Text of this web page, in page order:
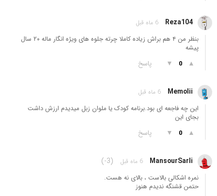
Reza104 6 ماه قبل
بنظر من ۴ هم براش زیاده کاملا چرته جلوه های ویژه انگار ماله ۲۰ سال
پیشه
▲
0
▼ پاسخ
Memolii 6 ماه قبل
این چه فاجعه ای بود.برنامه کودک یا ملوان زبل میدیدم ارزش داشت
بجای این
▲
0
▼ پاسخ
MansourSarli 6 ماه قبل (-3)
نمره اشکالی بالاست ، بالای نه هست.
حتمن قشنگه ندیدم هنوز